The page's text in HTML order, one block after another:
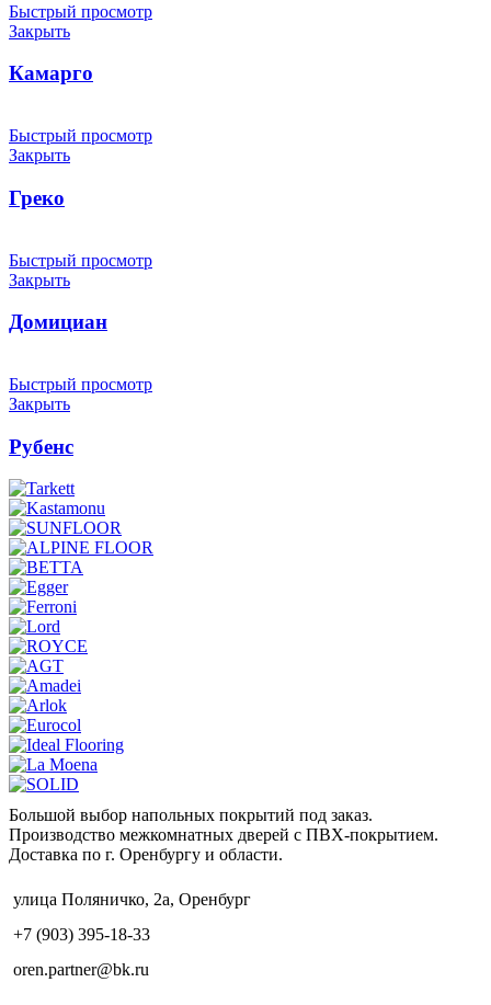
Быстрый просмотр
Закрыть
Камарго
Быстрый просмотр
Закрыть
Греко
Быстрый просмотр
Закрыть
Домициан
Быстрый просмотр
Закрыть
Рубенс
Большой выбор напольных покрытий под заказ.
Производство межкомнатных дверей с ПВХ-покрытием.
Доставка по г. Оренбургу и области.
улица Поляничко, 2а, Оренбург
+7 (903) 395-18-33
oren.partner@bk.ru